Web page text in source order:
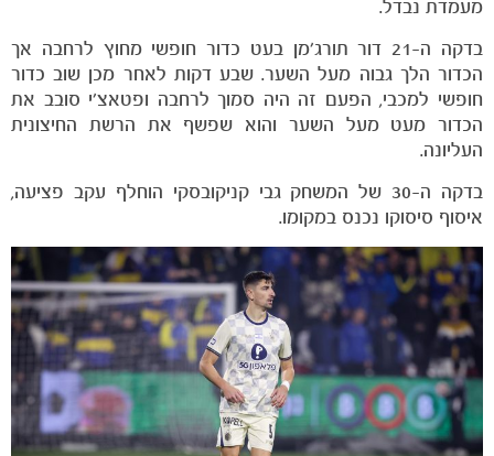
מעמדת נבדל.
בדקה ה-21 דור תורג׳מן בעט כדור חופשי מחוץ לרחבה אך
הכדור הלך גבוה מעל השער. שבע דקות לאחר מכן שוב כדור
חופשי למכבי, הפעם זה היה סמוך לרחבה ופטאצ׳י סובב את
הכדור מעט מעל השער והוא שפשף את הרשת החיצונית
העליונה.
בדקה ה-30 של המשחק גבי קניקובסקי הוחלף עקב פציעה,
איסוף סיסוקו נכנס במקומו.